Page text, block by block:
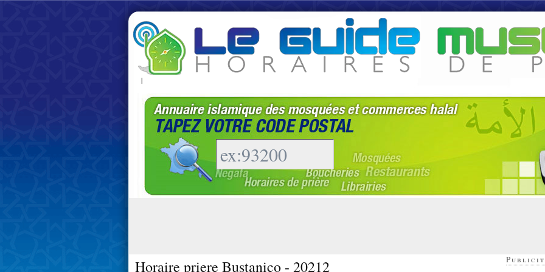
|
Horaire priere Bustanico - 20212